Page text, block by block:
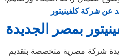
عن شركة كلفينيتور
بمصر الجديدة
شركة مصرية متخصصة بتقديم